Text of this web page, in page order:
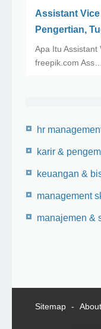
Assistant
Pengertian,
Apa Itu Assistant
freepik.com Ass…
hr
karir &
keuangan &
management
manajemen &
Sitemap About